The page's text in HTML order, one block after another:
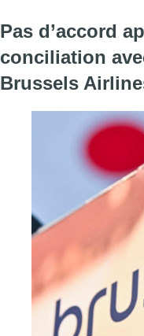
Pas d’accord
conciliation
Brussels